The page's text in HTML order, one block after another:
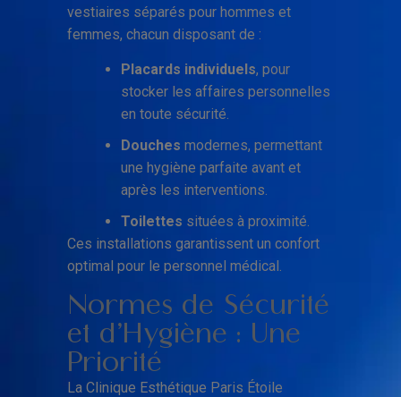
vestiaires séparés pour hommes et
femmes, chacun disposant de :
Placards individuels, pour
stocker les affaires personnelles
en toute sécurité.
Douches modernes, permettant
une hygiène parfaite avant et
après les interventions.
Toilettes situées à proximité.
Ces installations garantissent un confort
optimal pour le personnel médical.
Normes de Sécurité
et d’Hygiène : Une
Priorité
La Clinique Esthétique Paris Étoile